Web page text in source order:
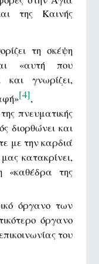
της Καινής
τη σκέψη
«αυτή που
και γνωρίζει,
[4],
πνευματικής
διορθώνει και
με την καρδιά
κατακρίνει,
της
όργανο των
όργανο
του